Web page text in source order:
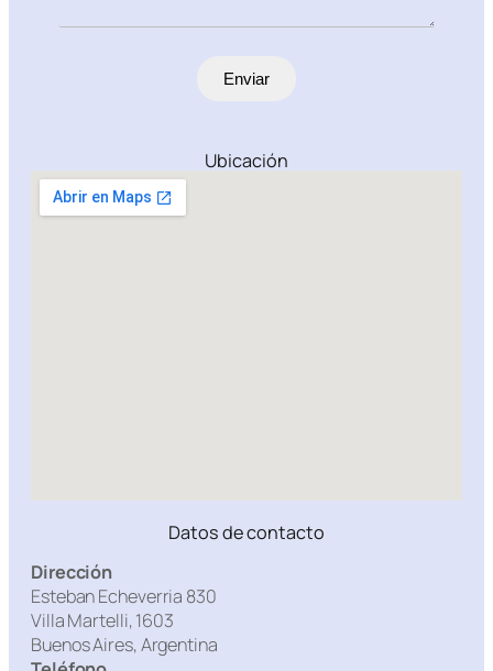
Enviar
Ubicación
Datos de contacto
Dirección
Esteban Echeverria 830
Villa Martelli, 1603
Buenos Aires, Argentina